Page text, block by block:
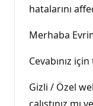
hatalarını
Merhaba
Cevabınız
Gizli / Özel